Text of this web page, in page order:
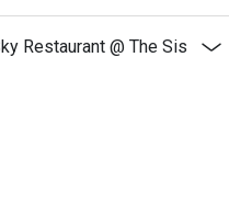
Restaurant @ The Sis